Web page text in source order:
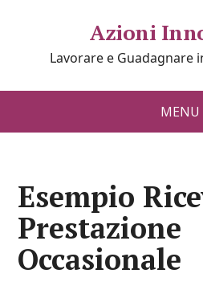
Azioni
Lavorare e Guadagnare
MENU
Esempio
Prestazione
Occasionale